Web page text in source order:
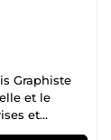
Graphiste
et le
et
des